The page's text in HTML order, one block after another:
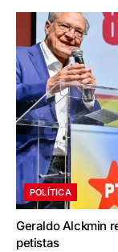
POLÍTICA
Geraldo Alckmin
petistas